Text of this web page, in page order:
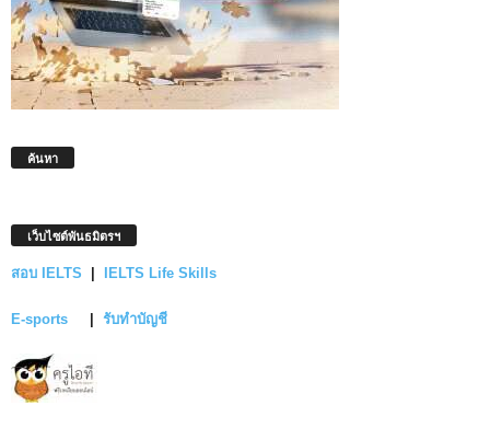
ค้นหา
เว็บไซต์พันธมิตรฯ
สอบ IELTS | IELTS Life Skills
E-sports | รับทำบัญชี